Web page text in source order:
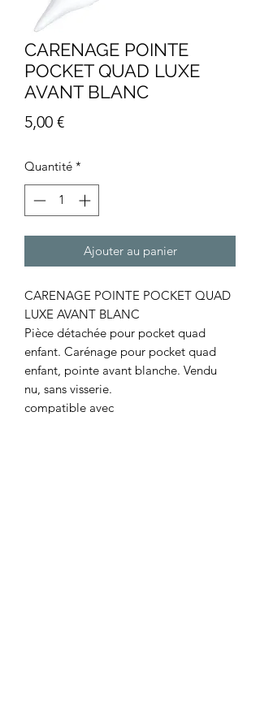
CARENAGE POINTE
POCKET QUAD LUXE
AVANT BLANC
5,00 €Prix
Quantité *
Ajouter au panier
CARENAGE POINTE POCKET QUAD
LUXE AVANT BLANC
Pièce détachée pour pocket quad
enfant. Carénage pour pocket quad
enfant, pointe avant blanche. Vendu
nu, sans visserie.
compatible avec